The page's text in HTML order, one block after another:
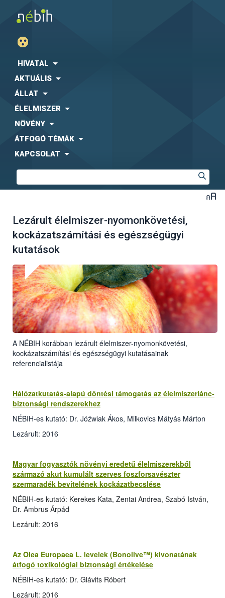
HIVATAL
AKTUÁLIS
ÁLLAT
ÉLELMISZER
NÖVÉNY
ÁTFOGÓ TÉMÁK
KAPCSOLAT
Lezárult élelmiszer-nyomonkövetési,
kockázatszámítási és egészségügyi
kutatások
A NÉBIH korábban lezárult élelmiszer-nyomonkövetési,
kockázatszámítási és egészségügyi kutatásainak
referencialistája
Hálózatkutatás-alapú döntési támogatás az élelmiszerlánc-
biztonsági rendszerekhez
NÉBIH-es kutató: Dr. Jóźwiak Ákos, Milkovics Mátyás Márton
Lezárult: 2016
Magyar fogyasztók növényi eredetű élelmiszerekből
származó akut kumulált szerves foszforsavészter
szermaradék bevitelének kockázatbecslése
NÉBIH-es kutató: Kerekes Kata, Zentai Andrea, Szabó István,
Dr. Ambrus Árpád
Lezárult: 2016
Az Olea Europaea L. levelek (Bonolive™) kivonatának
átfogó toxikológiai biztonsági értékelése
NÉBIH-es kutató: Dr. Glávits Róbert
Lezárult: 2016